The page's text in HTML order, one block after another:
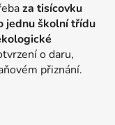
za tisícovku
jednu školní třídu
o daru,
přiznání.